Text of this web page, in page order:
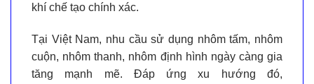
khí chế tạo chính xác.
Tại Việt Nam, nhu cầu sử dụng nhôm tấm, nhôm
cuộn, nhôm thanh, nhôm định hình ngày càng gia
tăng mạnh mẽ. Đáp ứng xu hướng đó,